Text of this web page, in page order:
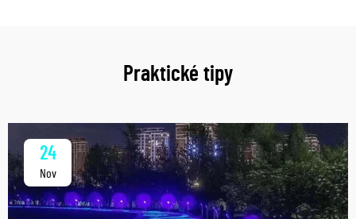
Praktické tipy
24
Nov